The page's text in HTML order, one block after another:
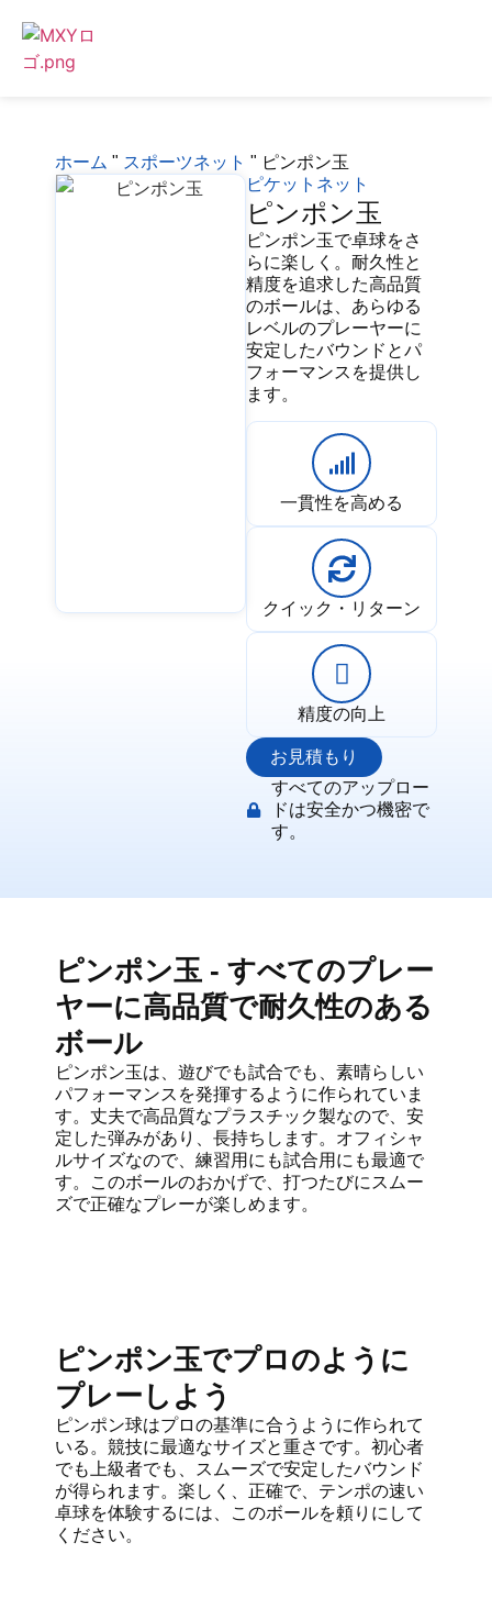
ホーム " スポーツネット " ピンポン玉
ピケットネット
ピンポン玉
ピンポン玉で卓球をさ
らに楽しく。耐久性と
精度を追求した高品質
のボールは、あらゆる
レベルのプレーヤーに
安定したバウンドとパ
フォーマンスを提供し
ます。
一貫性を高める
クイック・リターン
精度の向上
お見積もり
すべてのアップロー
ドは安全かつ機密で
す。
ピンポン玉 - すべてのプレー
ヤーに高品質で耐久性のある
ボール
ピンポン玉は、遊びでも試合でも、素晴らしい
パフォーマンスを発揮するように作られていま
す。丈夫で高品質なプラスチック製なので、安
定した弾みがあり、長持ちします。オフィシャ
ルサイズなので、練習用にも試合用にも最適で
す。このボールのおかげで、打つたびにスムー
ズで正確なプレーが楽しめます。
ピンポン玉でプロのように
プレーしよう
ピンポン球はプロの基準に合うように作られて
いる。競技に最適なサイズと重さです。初心者
でも上級者でも、スムーズで安定したバウンド
が得られます。楽しく、正確で、テンポの速い
卓球を体験するには、このボールを頼りにして
ください。